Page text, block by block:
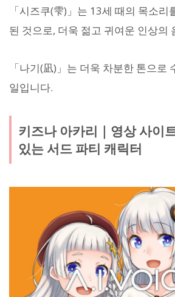
「시즈쿠(雫)」는 13세 때의 목소리
된 것으로, 더욱 젊고 귀여운 인상의
「나기(凪)」는 더욱 차분한 톤으로
일입니다.
키즈나 아카리｜영상 사이
있는 서드 파티 캐릭터